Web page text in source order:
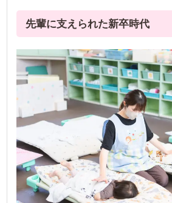
先輩に支えられた新卒時代